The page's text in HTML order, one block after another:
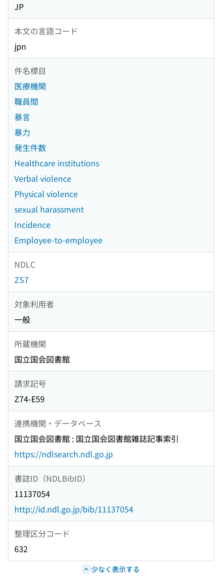
JP
本文の言語コード
jpn
件名標目
医療機関
職員間
暴言
暴力
発生件数
Healthcare institutions
Verbal violence
Physical violence
sexual harassment
Incidence
Employee-to-employee
NDLC
ZS7
対象利用者
一般
所蔵機関
国立国会図書館
請求記号
Z74-E59
連携機関・データベース
国立国会図書館 : 国立国会図書館雑誌記事索引
https://ndlsearch.ndl.go.jp
書誌ID（NDLBibID）
11137054
http://id.ndl.go.jp/bib/11137054
整理区分コード
632
少なく表示する